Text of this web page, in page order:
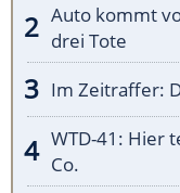
Auto kommt
drei Tote
Im Zeitraffer:
WTD-41: Hier
Co.